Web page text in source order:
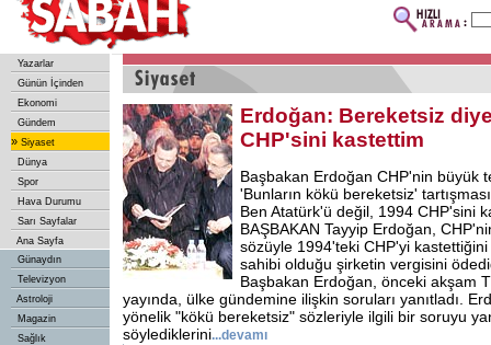
Yazarlar
Günün İçinden
Ekonomi
Gündem
» Siyaset
Dünya
Spor
Hava Durumu
Sarı Sayfalar
Ana Sayfa
Günaydın
Televizyon
Astroloji
Magazin
Sağlık
Erdoğan: Bereketsiz
CHP'sini kastettim
Başbakan Erdoğan CHP'nin büyük
'Bunların kökü bereketsiz'
Ben Atatürk'ü değil, 1994 CHP'sini
BAŞBAKAN Tayyip Erdoğan,
sözüyle 1994'teki CHP'yi
sahibi olduğu şirketin vergisini
Başbakan Erdoğan, önceki akşam
yayında, ülke gündemine ilişkin soruları yanıtladı.
yönelik "kökü bereketsiz" sözleriyle ilgili bir soruyu
söylediklerini...devamı